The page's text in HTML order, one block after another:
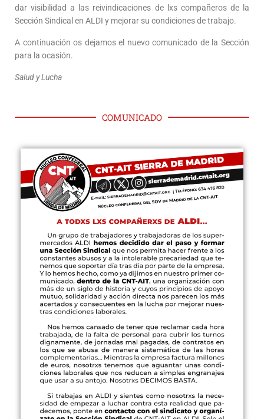
dar visibilidad a las reivindicaciones de lxs compañeros de la
Sección Sindical en ALDI y mejorar su condiciones de trabajo.
A continuación os dejamos el nuevo comunicado de la Sección
para la ocasión.
Salud y Lucha
COMUNICADO